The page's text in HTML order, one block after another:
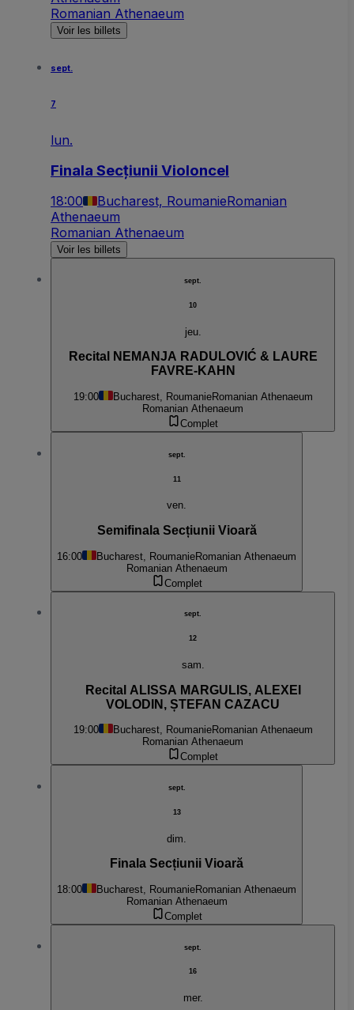
Romanian Athenaeum
Voir les billets
sept.
7
lun.
Finala Secțiunii Violoncel
18:00 Bucharest, RoumanieRomanian
Athenaeum
Romanian Athenaeum
Voir les billets
sept.
10
jeu.
Recital NEMANJA RADULOVIĆ & LAURE
FAVRE-KAHN
19:00 Bucharest, RoumanieRomanian Athenaeum
Romanian Athenaeum
Complet
sept.
11
ven.
Semifinala Secțiunii Vioară
16:00 Bucharest, RoumanieRomanian Athenaeum
Romanian Athenaeum
Complet
sept.
12
sam.
Recital ALISSA MARGULIS, ALEXEI
VOLODIN, ȘTEFAN CAZACU
19:00 Bucharest, RoumanieRomanian Athenaeum
Romanian Athenaeum
Complet
sept.
13
dim.
Finala Secțiunii Vioară
18:00 Bucharest, RoumanieRomanian Athenaeum
Romanian Athenaeum
Complet
sept.
16
mer.